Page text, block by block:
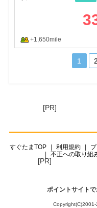
+1,650mile
1 2
[PR]
すぐたまTOP 利用規約
不正への取り組
[PR]
ポイントサイトで